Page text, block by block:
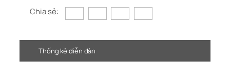
Chia sẻ:
Thống kê diễn đàn